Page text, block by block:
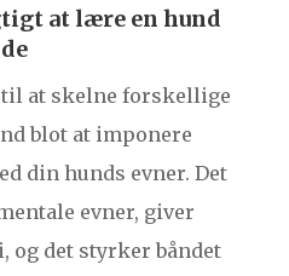
at lære en hund
at skelne forskellige
blot at imponere
din hunds evner. Det
evner, giver
og det styrker båndet